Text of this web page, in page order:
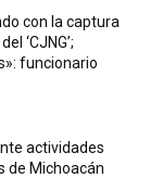
con la captura
‘CJNG’;
funcionario
actividades
de Michoacán